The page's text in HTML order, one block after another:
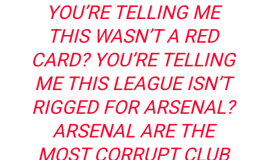
YOU’RE TELLING ME
THIS WASN’T A RED
CARD? YOU’RE TELLING
ME THIS LEAGUE ISN’T
RIGGED FOR ARSENAL?
ARSENAL ARE THE
MOST CORRUPT CLUB